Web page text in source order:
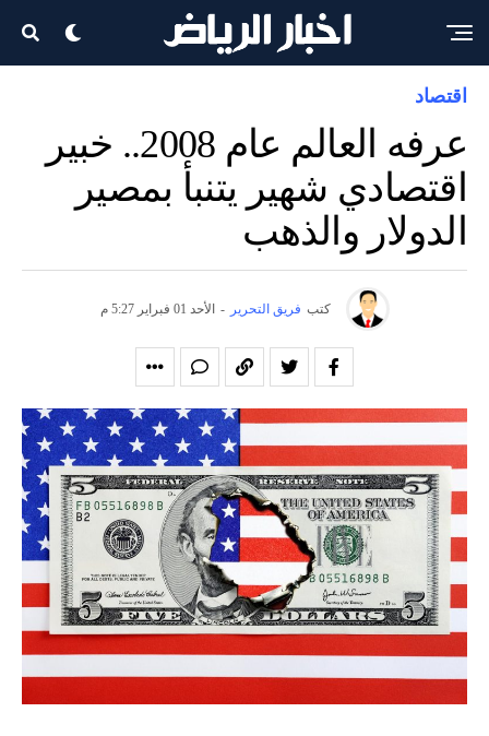
اقتصاد
عرفه العالم عام 2008.. خبير
اقتصادي شهير يتنبأ بمصير
الدولار والذهب
كتب فريق التحرير - الأحد 01 فبراير 5:27 م